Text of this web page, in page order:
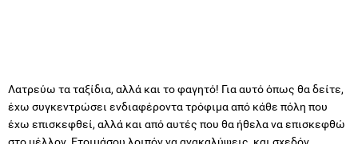
Λατρεύω τα ταξίδια, αλλά και το φαγητό! Για αυτό όπως θα δείτε,
έχω συγκεντρώσει ενδιαφέροντα τρόφιμα από κάθε πόλη που
έχω επισκεφθεί, αλλά και από αυτές που θα ήθελα να επισκεφθώ
στο μέλλον. Ετοιμάσου λοιπόν να ανακαλύψεις, και σχεδόν